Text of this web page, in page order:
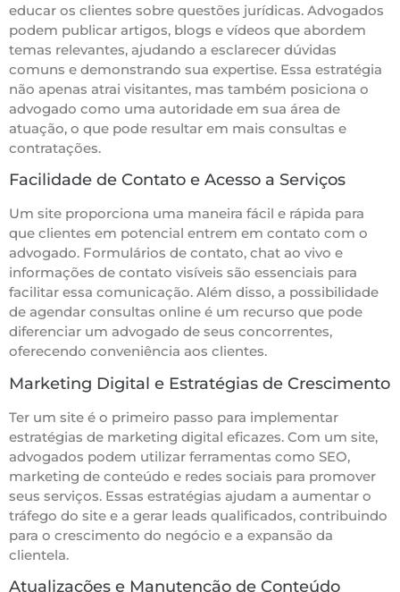
educar os clientes sobre questões jurídicas. Advogados
podem publicar artigos, blogs e vídeos que abordem
temas relevantes, ajudando a esclarecer dúvidas
comuns e demonstrando sua expertise. Essa estratégia
não apenas atrai visitantes, mas também posiciona o
advogado como uma autoridade em sua área de
atuação, o que pode resultar em mais consultas e
contratações.
Facilidade de Contato e Acesso a Serviços
Um site proporciona uma maneira fácil e rápida para
que clientes em potencial entrem em contato com o
advogado. Formulários de contato, chat ao vivo e
informações de contato visíveis são essenciais para
facilitar essa comunicação. Além disso, a possibilidade
de agendar consultas online é um recurso que pode
diferenciar um advogado de seus concorrentes,
oferecendo conveniência aos clientes.
Marketing Digital e Estratégias de Crescimento
Ter um site é o primeiro passo para implementar
estratégias de marketing digital eficazes. Com um site,
advogados podem utilizar ferramentas como SEO,
marketing de conteúdo e redes sociais para promover
seus serviços. Essas estratégias ajudam a aumentar o
tráfego do site e a gerar leads qualificados, contribuindo
para o crescimento do negócio e a expansão da
clientela.
Atualizações e Manutenção de Conteúdo